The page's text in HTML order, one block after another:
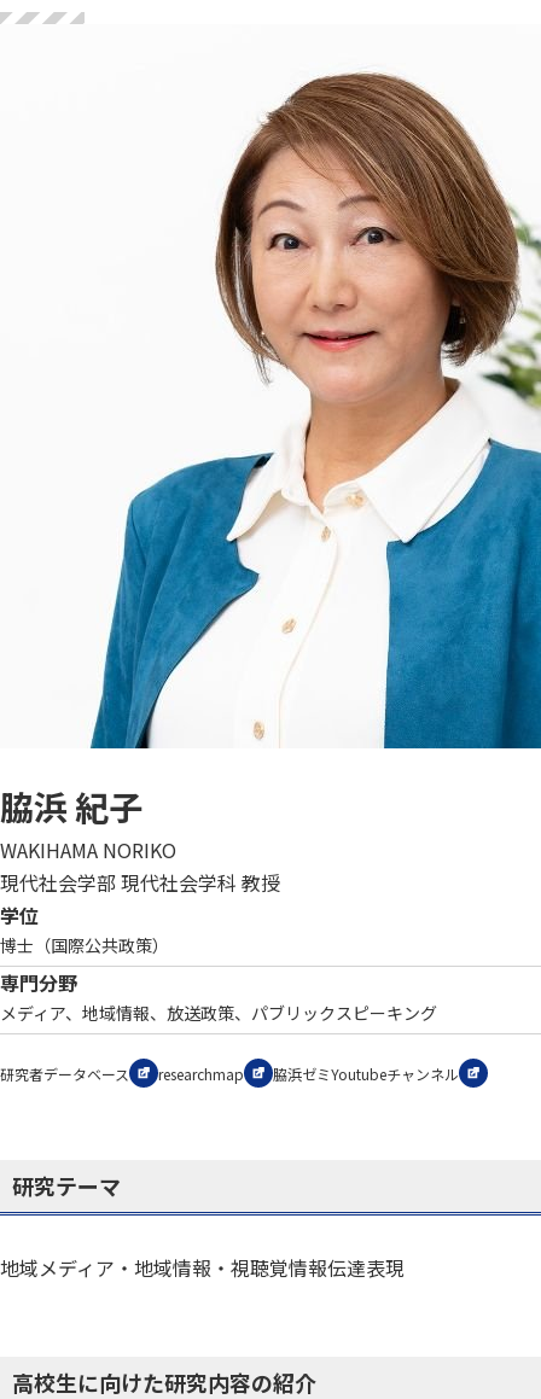
脇浜 紀子
WAKIHAMA NORIKO
現代社会学部 現代社会学科 教授
学位
博士（国際公共政策）
専門分野
メディア、地域情報、放送政策、パブリックスピーキング
研究者データベース researchmap 脇浜ゼミYoutubeチャンネル
研究テーマ
地域メディア・地域情報・視聴覚情報伝達表現
高校生に向けた研究内容の紹介